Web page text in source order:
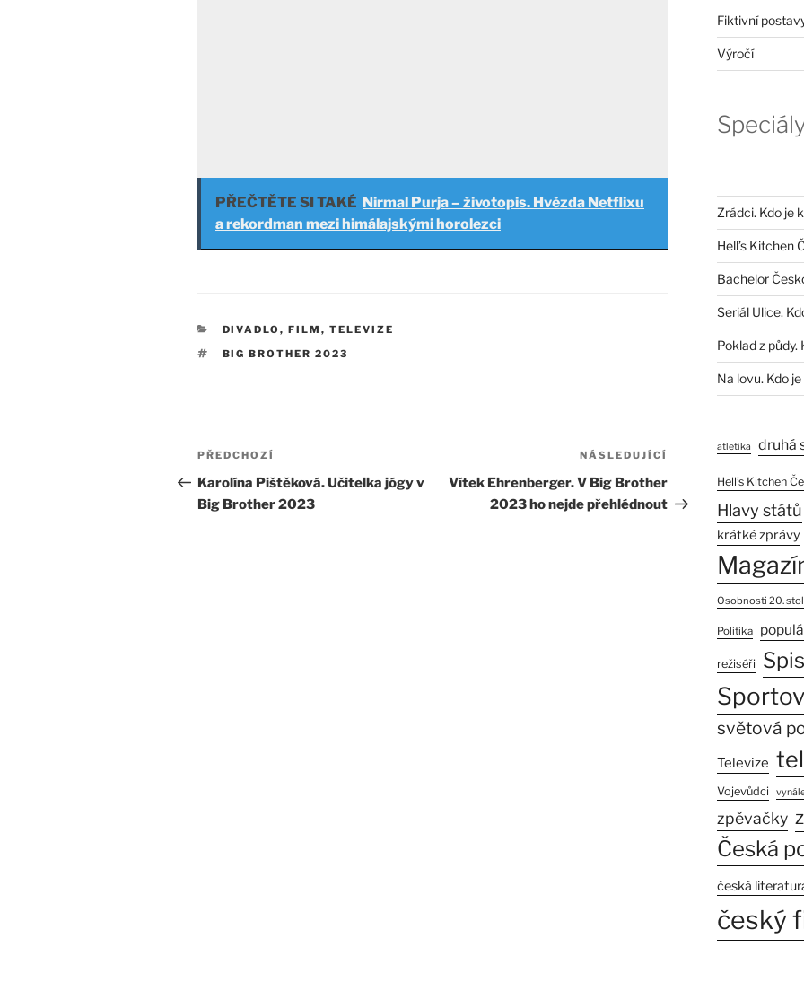
PŘEČTĚTE SI TAKÉ Nirmal Purja – životopis. Hvězda Netflixu
a rekordman mezi himálajskými horolezci
RUBRIKY
DIVADLO, FILM, TELEVIZE
ŠTÍTKY
BIG BROTHER 2023
Navigace
pro
příspěvek
Předchozí
příspěvek
PŘEDCHOZÍ
Karolína Pištěková. Učitelka jógy v
Big Brother 2023
Následující
příspěvek
NÁSLEDUJÍCÍ
Vítek Ehrenberger. V Big Brother
2023 ho nejde přehlédnout
Fiktivní
Výročí
Zrádci. Kdo je
Hell’s Kitchen
Bachelor
Seriál Ulice.
Poklad z půdy.
Na lovu. Kdo
atletika druhá
Hell’s Kitchen
Hlavy států
krátké zprávy
Osobnosti 20.
Politika
režiséři
světová
Televize
Vojevůdci
zpěvačky
Česká
česká
český